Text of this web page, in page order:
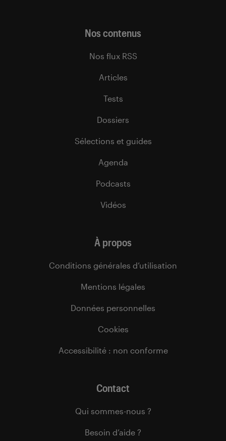
Nos contenus
Nos flux RSS
Articles
Tests
Dossiers
Sélections et guides
Agenda
Podcasts
Vidéos
À propos
Conditions générales d’utilisation
Mentions légales
Données personnelles
Cookies
Accessibilité : non conforme
Contact
Qui sommes-nous ?
Besoin d’aide ?